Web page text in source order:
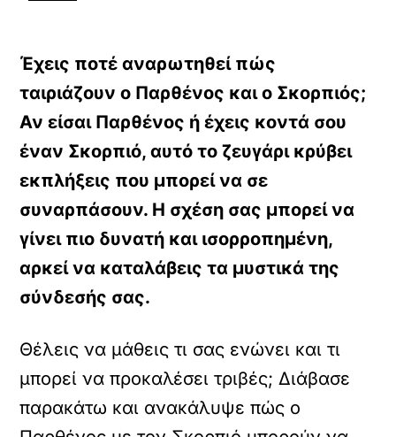
Έχεις ποτέ αναρωτηθεί πώς
ταιριάζουν ο Παρθένος και ο Σκορπιός;
Αν είσαι Παρθένος ή έχεις κοντά σου
έναν Σκορπιό, αυτό το ζευγάρι κρύβει
εκπλήξεις που μπορεί να σε
συναρπάσουν. Η σχέση σας μπορεί να
γίνει πιο δυνατή και ισορροπημένη,
αρκεί να καταλάβεις τα μυστικά της
σύνδεσής σας.
Θέλεις να μάθεις τι σας ενώνει και τι
μπορεί να προκαλέσει τριβές; Διάβασε
παρακάτω και ανακάλυψε πώς ο